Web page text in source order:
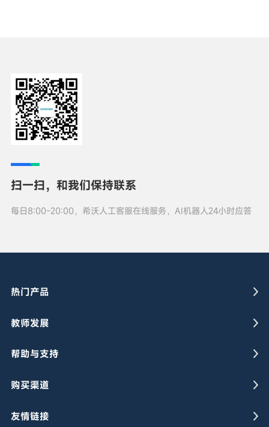
扫一扫，和我们保持联系
每日8:00~20:00，希沃人工客服在线服务，AI机器人24小时应答
热门产品
教师发展
帮助与支持
购买渠道
友情链接